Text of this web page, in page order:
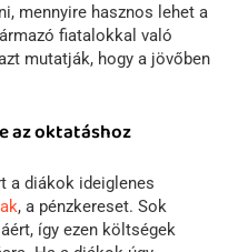
mennyire hasznos lehet a
fiatalokkal való
mutatják, hogy a jövőben
az oktatáshoz
a diákok ideiglenes
, a pénzkereset. Sok
így ezen költségek